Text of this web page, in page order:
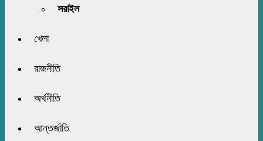
সরাইল
খেলা
রাজনীতি
অর্থনীতি
আন্তর্জাতি